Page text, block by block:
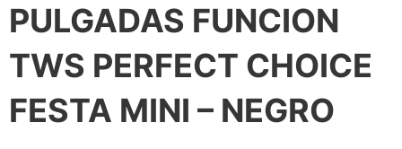
PULGADAS FUNCION
TWS PERFECT CHOICE
FESTA MINI – NEGRO